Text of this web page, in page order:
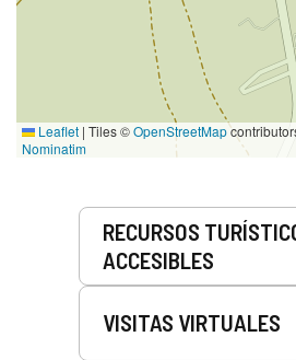
Leaflet | Tiles ©OpenStreetMap
Nominatim
RECURSOS
ACCESIBLES
VISITAS VIRTUALES